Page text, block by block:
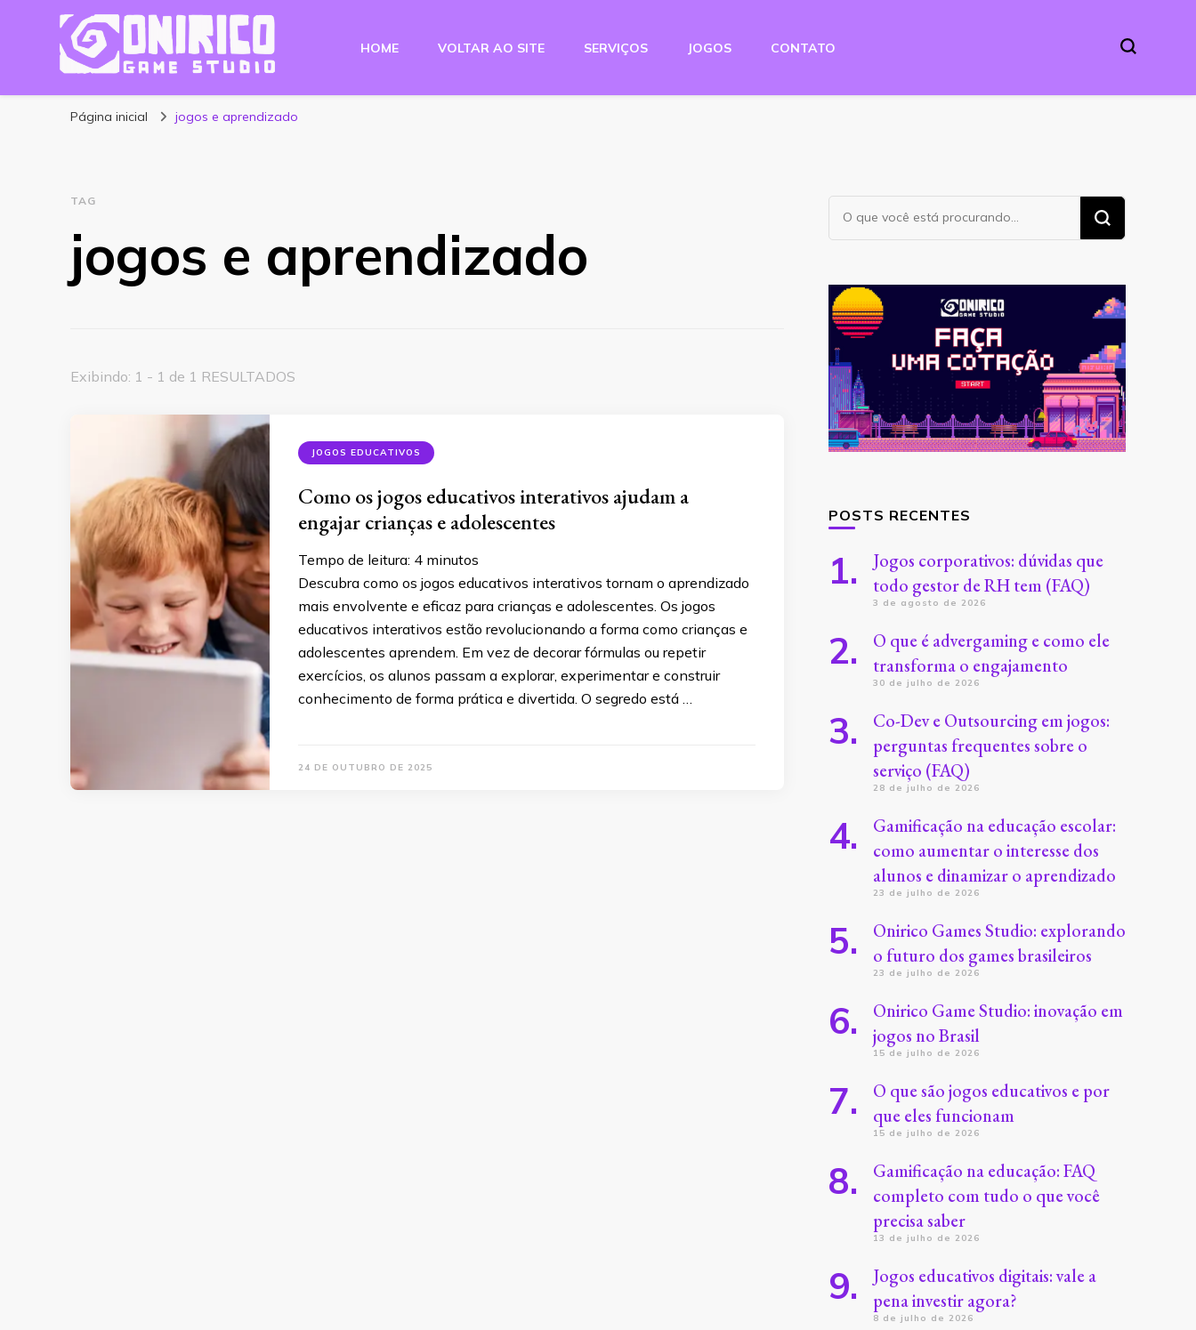
Blog Onirico Game Studio
HOME VOLTAR AO SITE SERVIÇOS JOGOS CONTATO
Página inicial jogos e aprendizado
TAG
jogos e aprendizado
Exibindo: 1 - 1 de 1 RESULTADOS
JOGOS EDUCATIVOS
Como os jogos educativos interativos ajudam a
engajar crianças e adolescentes
Tempo de leitura: 4 minutos
Descubra como os jogos educativos interativos tornam o aprendizado
mais envolvente e eficaz para crianças e adolescentes. Os jogos
educativos interativos estão revolucionando a forma como crianças e
adolescentes aprendem. Em vez de decorar fórmulas ou repetir
exercícios, os alunos passam a explorar, experimentar e construir
conhecimento de forma prática e divertida. O segredo está …
24 DE OUTUBRO DE 2025
Procurando
algo?
POSTS RECENTES
Jogos corporativos: dúvidas que
todo gestor de RH tem (FAQ)
3 de agosto de 2026
O que é advergaming e como ele
transforma o engajamento
30 de julho de 2026
Co-Dev e Outsourcing em jogos:
perguntas frequentes sobre o
serviço (FAQ)
28 de julho de 2026
Gamificação na educação escolar:
como aumentar o interesse dos
alunos e dinamizar o aprendizado
23 de julho de 2026
Onirico Games Studio: explorando
o futuro dos games brasileiros
23 de julho de 2026
Onirico Game Studio: inovação em
jogos no Brasil
15 de julho de 2026
O que são jogos educativos e por
que eles funcionam
15 de julho de 2026
Gamificação na educação: FAQ
completo com tudo o que você
precisa saber
13 de julho de 2026
Jogos educativos digitais: vale a
pena investir agora?
8 de julho de 2026